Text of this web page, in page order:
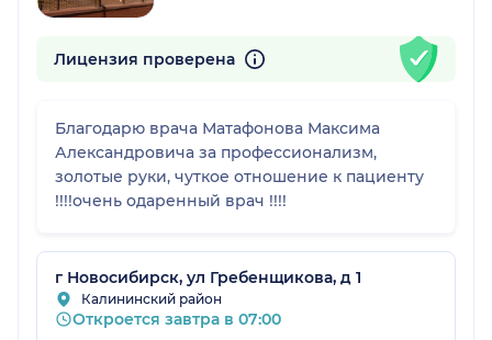
Лицензия проверена
Благодарю врача Матафонова Максима
Александровича за профессионализм,
золотые руки, чуткое отношение к пациенту
!!!!очень одаренный врач !!!!
г Новосибирск, ул Гребенщикова, д 1
Калининский район
Откроется завтра в 07:00